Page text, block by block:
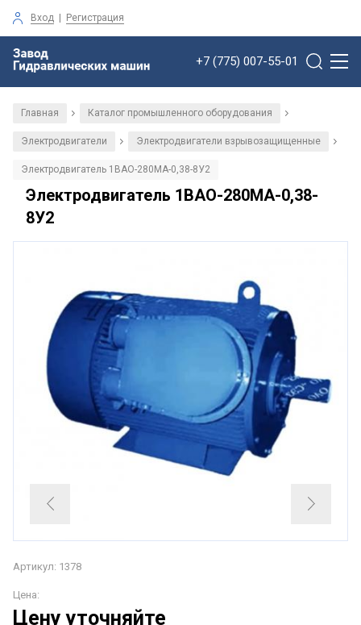
Вход | Регистрация
+7 (775) 007-55-01
Главная / Каталог промышленного оборудования /
Электродвигатели / Электродвигатели взрывозащищенные /
Электродвигатель 1ВАО-280МА-0,38-8У2
Электродвигатель 1ВАО-280МА-0,38-
8У2
Артикул: 1378
Цена:
Цену уточняйте